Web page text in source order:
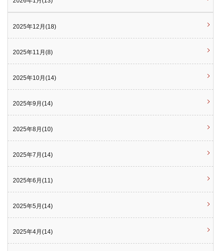
2025年12月(18)
2025年11月(8)
2025年10月(14)
2025年9月(14)
2025年8月(10)
2025年7月(14)
2025年6月(11)
2025年5月(14)
2025年4月(14)